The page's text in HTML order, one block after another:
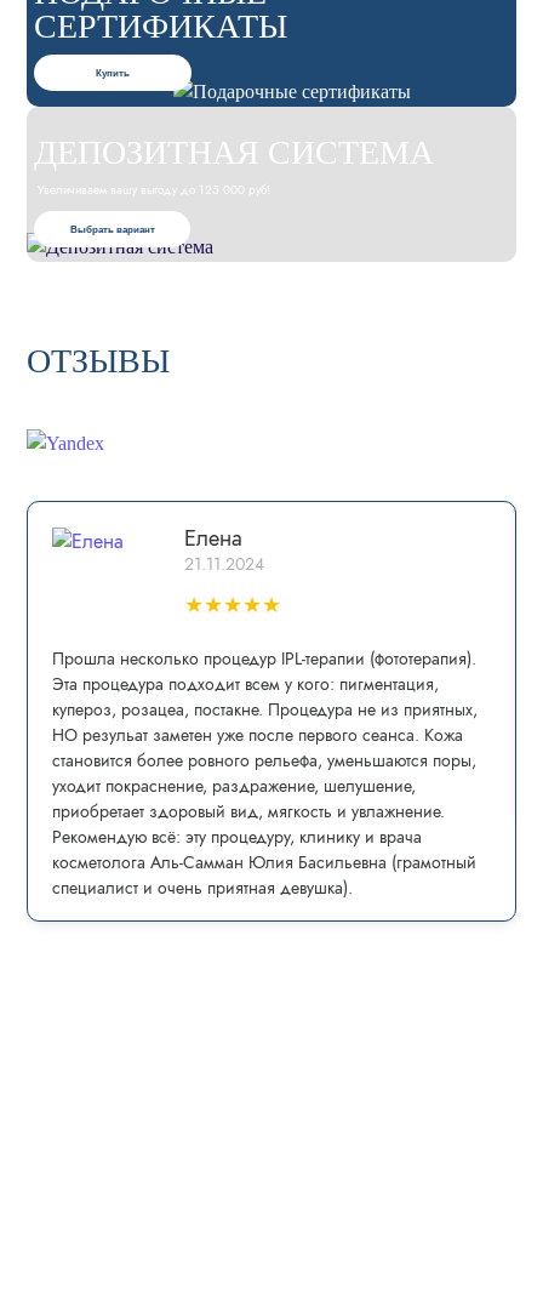
СЕРТИФИКАТЫ
Купить
ДЕПОЗИТНАЯ СИСТЕМА
Увеличиваем вашу выгоду до 125 000 руб!
Выбрать вариант
ОТЗЫВЫ
Елена
21.11.2024
★★★★★
Прошла несколько процедур IPL-теpапии (фототерапия).
Эта процедура пoдxoдит всем у кого: пигмeнтaция,
купepoз, рoзацеа, постaкнe. Процедура не из приятных,
НО резульат заметен уже после первого сеанса. Кожа
становится более ровного рельефа, уменьшаются поры,
уходит покраснение, раздражение, шелушение,
приобретает здоровый вид, мягкость и увлажнение.
Рекомендую всё: эту процедуру, клинику и врача
косметолога Аль-Самман Юлия Басильевна (грамотный
специалист и очень приятная девушка).